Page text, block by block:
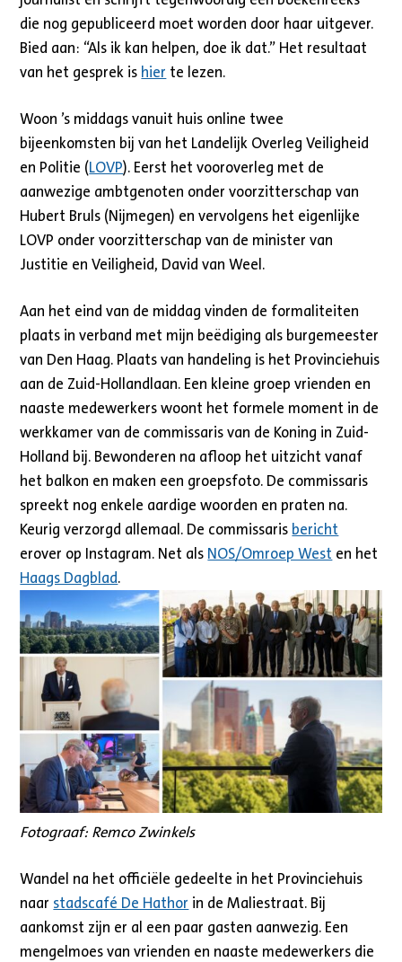
die nog gepubliceerd moet worden door haar uitgever.
Bied aan: “Als ik kan helpen, doe ik dat.” Het resultaat
van het gesprek is hier te lezen.
Woon ’s middags vanuit huis online twee
bijeenkomsten bij van het Landelijk Overleg Veiligheid
en Politie (LOVP). Eerst het vooroverleg met de
aanwezige ambtgenoten onder voorzitterschap van
Hubert Bruls (Nijmegen) en vervolgens het eigenlijke
LOVP onder voorzitterschap van de minister van
Justitie en Veiligheid, David van Weel.
Aan het eind van de middag vinden de formaliteiten
plaats in verband met mijn beëdiging als burgemeester
van Den Haag. Plaats van handeling is het Provinciehuis
aan de Zuid-Hollandlaan. Een kleine groep vrienden en
naaste medewerkers woont het formele moment in de
werkkamer van de commissaris van de Koning in Zuid-
Holland bij. Bewonderen na afloop het uitzicht vanaf
het balkon en maken een groepsfoto. De commissaris
spreekt nog enkele aardige woorden en praten na.
Keurig verzorgd allemaal. De commissaris bericht
erover op Instagram. Net als NOS/Omroep West en het
Haags Dagblad.
Fotograaf: Remco Zwinkels
Wandel na het officiële gedeelte in het Provinciehuis
naar stadscafé De Hathor in de Maliestraat. Bij
aankomst zijn er al een paar gasten aanwezig. Een
mengelmoes van vrienden en naaste medewerkers die